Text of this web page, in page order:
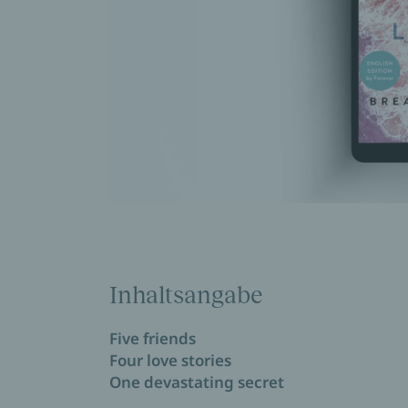
Inhaltsangabe
Five friends
Four love stories
One devastating secret